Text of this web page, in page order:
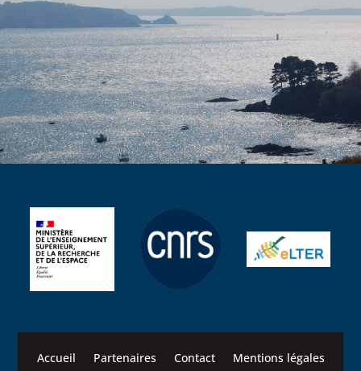
Accueil Partenaires Contact Mentions légales